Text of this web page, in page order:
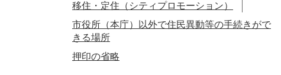
移住・定住（シティプロモーション）
市役所（本庁）以外で住民異動等の手続きがで
きる場所
押印の省略